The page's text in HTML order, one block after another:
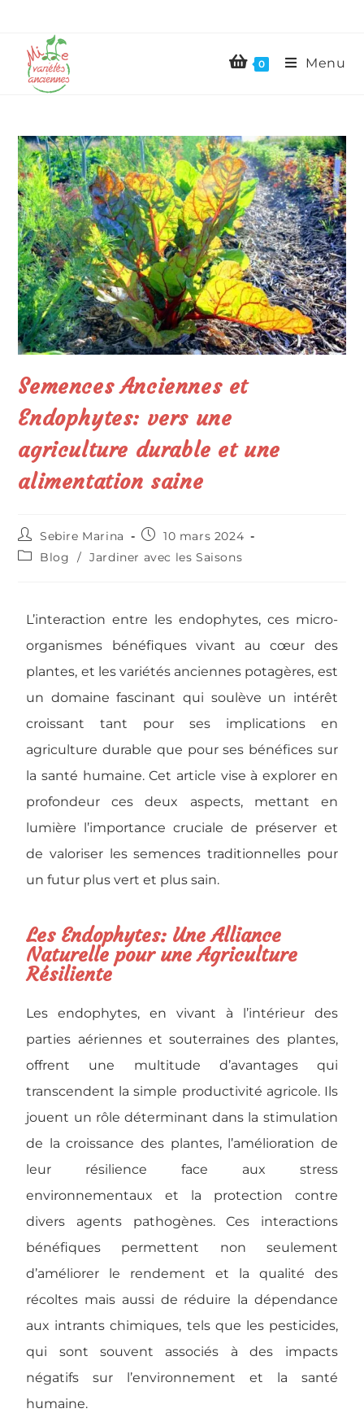
0 Menu
Semences Anciennes et
Endophytes: vers une
agriculture durable et une
alimentation saine
Sebire Marina
10 mars 2024
Blog
/ Jardiner avec les Saisons
L’interaction entre les endophytes, ces micro-
organismes bénéfiques vivant au cœur des
plantes, et les variétés anciennes potagères, est
un domaine fascinant qui soulève un intérêt
croissant tant pour ses implications en
agriculture durable que pour ses bénéfices sur
la santé humaine. Cet article vise à explorer en
profondeur ces deux aspects, mettant en
lumière l’importance cruciale de préserver et
de valoriser les semences traditionnelles pour
un futur plus vert et plus sain.
Les Endophytes: Une Alliance
Naturelle pour une Agriculture
Résiliente
Les endophytes, en vivant à l’intérieur des
parties aériennes et souterraines des plantes,
offrent une multitude d’avantages qui
transcendent la simple productivité agricole. Ils
jouent un rôle déterminant dans la stimulation
de la croissance des plantes, l’amélioration de
leur résilience face aux stress
environnementaux et la protection contre
divers agents pathogènes. Ces interactions
bénéfiques permettent non seulement
d’améliorer le rendement et la qualité des
récoltes mais aussi de réduire la dépendance
aux intrants chimiques, tels que les pesticides,
qui sont souvent associés à des impacts
négatifs sur l’environnement et la santé
humaine.